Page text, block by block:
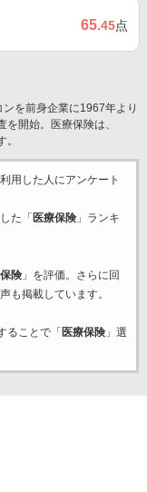
65.45点
を前身企業に1967年より
開始。医療保険は、
用した 人にアンケート
た「 医療保険」ランキ
険」を評価。さらに回
も掲載しています。
ることで「 医療保険」選